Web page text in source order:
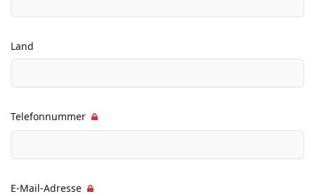
Land
Telefonnummer
E-Mail-Adresse